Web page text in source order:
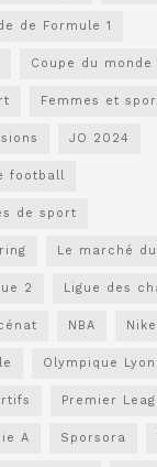
de Formule 1
Coupe du monde
Femmes et
JO 2024
football
de sport
Le marché
2 Ligue des
NBA Nike
Olympique
Premier
A Sporsora